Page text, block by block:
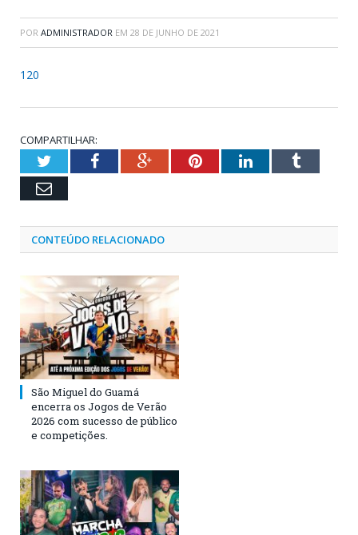
POR ADMINISTRADOR EM 28 DE JUNHO DE 2021
120
COMPARTILHAR:
TwitterFacebookGoogle+PinterestLinkedInTumblr
Email
CONTEÚDO RELACIONADO
São Miguel do Guamá
encerra os Jogos de Verão
2026 com sucesso de público
e competições.